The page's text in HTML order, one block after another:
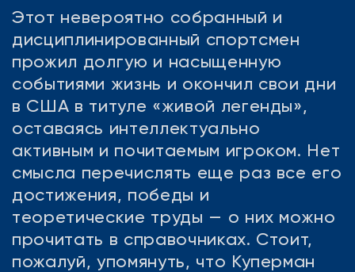
Этот невероятно собранный и
дисциплинированный спортсмен
прожил долгую и насыщенную
событиями жизнь и окончил свои дни
в США в титуле «живой легенды»,
оставаясь интеллектуально
активным и почитаемым игроком. Нет
смысла перечислять еще раз все его
достижения, победы и
теоретические труды — о них можно
прочитать в справочниках. Стоит,
пожалуй, упомянуть, что Куперман